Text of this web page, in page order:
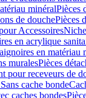
minéralPièces
de douchePièces
Accessoires
en acrylique
en matériau
muralesPièces
pour receveurs de
cache bonde
caches bondes